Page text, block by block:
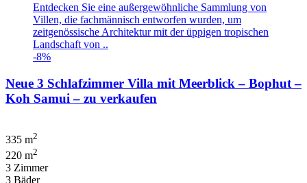
Entdecken Sie eine außergewöhnliche Sammlung von
Villen, die fachmännisch entworfen wurden, um
zeitgenössische Architektur mit der üppigen tropischen
Landschaft von ..
-8%
Neue 3 Schlafzimmer Villa mit Meerblick – Bophut –
Koh Samui – zu verkaufen
335 m2
220 m2
3 Zimmer
3 Bäder